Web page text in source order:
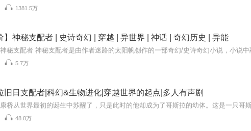
1381.5万
】神秘支配者 | 史诗奇幻 | 穿越 | 异世界 | 神话 | 奇幻历史 | 异能
5.7万
旧日支配者|科幻&生物进化|穿越世界的起点|多人有声剧
48.8万